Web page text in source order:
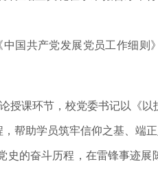
国共产党发展党员工作细则
授课环节，校党委书记以《
帮助学员筑牢信仰之基、端正
的奋斗历程，在雷锋事迹展